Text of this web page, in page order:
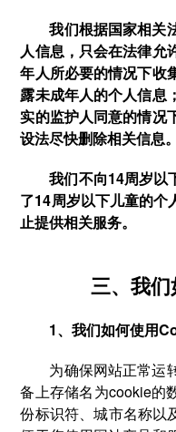
我们根据国家相关
人信息，只会在法律允
年人所必要的情况下收
露未成年人的个人信息
实的监护人同意的情况
设法尽快删除相关信息。
我们不向14周岁以
了14周岁以下儿童的个
止提供相关服务。
三、我
1、我们如何使用
为确保网站正常运
备上存储名为cookie的
份标识符、城市名称以